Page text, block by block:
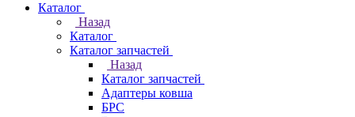
Каталог
Назад
Каталог
Каталог запчастей
Назад
Каталог запчастей
Адаптеры ковша
БРС